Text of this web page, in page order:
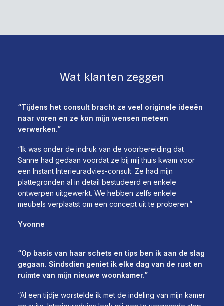
Wat klanten zeggen
“Tijdens het consult bracht ze veel originele ideeën
naar voren en ze kon mijn wensen meteen
verwerken.”
“Ik was onder de indruk van de voorbereiding dat
Sanne had gedaan voordat ze bij mij thuis kwam voor
een Instant Interieuradvies-consult. Ze had mijn
plattegronden al in detail bestudeerd en enkele
ontwerpen uitgewerkt. We hebben zelfs enkele
meubels verplaatst om een concept uit te proberen.”
Yvonne
“Op basis van haar schets en tips ben ik aan de slag
gegaan. Sindsdien geniet ik elke dag van de rust en
ruimte van mijn nieuwe woonkamer.”
“Al een tijdje worstelde ik met de indeling van mijn kamer